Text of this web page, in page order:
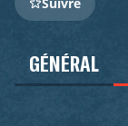
GÉNÉRAL